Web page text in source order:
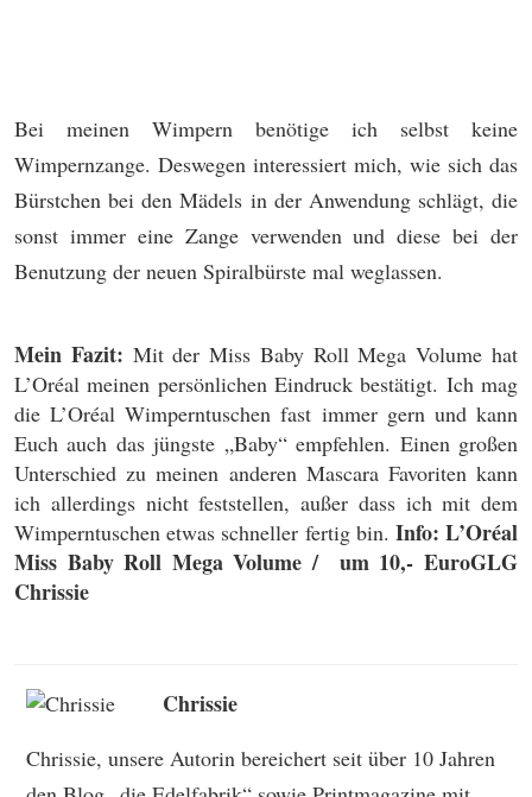
Bei meinen Wimpern benötige ich selbst keine
Wimpernzange. Deswegen interessiert mich, wie sich das
Bürstchen bei den Mädels in der Anwendung schlägt, die
sonst immer eine Zange verwenden und diese bei der
Benutzung der neuen Spiralbürste mal weglassen.
Mein Fazit: Mit der Miss Baby Roll Mega Volume hat
L’Oréal meinen persönlichen Eindruck bestätigt. Ich mag
die L’Oréal Wimperntuschen fast immer gern und kann
Euch auch das jüngste „Baby“ empfehlen. Einen großen
Unterschied zu meinen anderen Mascara Favoriten kann
ich allerdings nicht feststellen, außer dass ich mit dem
Wimperntuschen etwas schneller fertig bin. Info: L’Oréal
Miss Baby Roll Mega Volume / um 10,- EuroGLG
Chrissie
Chrissie
Chrissie, unsere Autorin bereichert seit über 10 Jahren